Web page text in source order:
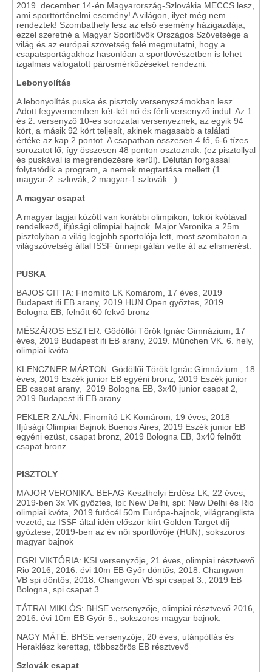
2019. december 14-én Magyarország-Szlovákia MECCS lesz,
ami sporttörténelmi esemény! A világon, ilyet még nem
rendeztek! Szombathely lesz az első esemény házigazdája,
ezzel szeretné a Magyar Sportlövők Országos Szövetsége a
világ és az európai szövetség felé megmutatni, hogy a
csapatsportágakhoz hasonlóan a sportlövészetben is lehet
izgalmas válogatott párosmérkőzéseket rendezni.
Lebonyolítás
A lebonyolítás puska és pisztoly versenyszámokban lesz.
Adott fegyvernemben két-két nő és férfi versenyző indul. Az 1.
és 2. versenyző 10-es sorozatai versenyeznek, az egyik 94
kört, a másik 92 kört teljesít, akinek magasabb a találati
értéke az kap 2 pontot. A csapatban összesen 4 fő, 6-6 tízes
sorozatot lő, így összesen 48 ponton osztoznak. (ez pisztollyal
és puskával is megrendezésre kerül). Délután forgással
folytatódik a program, a nemek megtartása mellett (1.
magyar-2. szlovák, 2.magyar-1.szlovák...).
A magyar csapat
A magyar tagjai között van korábbi olimpikon, tokiói kvótával
rendelkező, ifjúsági olimpiai bajnok. Major Veronika a 25m
pisztolyban a világ legjobb sportolója lett, most szombaton a
világszövetség által ISSF ünnepi gálán vette át az elismerést.
PUSKA
BAJOS GITTA: Finomító LK Komárom, 17 éves, 2019
Budapest ifi EB arany, 2019 HUN Open győztes, 2019
Bologna EB, felnőtt 60 fekvő bronz
MÉSZÁROS ESZTER: Gödöllői Török Ignác Gimnázium, 17
éves, 2019 Budapest ifi EB arany, 2019. München VK. 6. hely,
olimpiai kvóta
KLENCZNER MÁRTON: Gödöllői Török Ignác Gimnázium , 18
éves, 2019 Eszék junior EB egyéni bronz, 2019 Eszék junior
EB csapat arany, 2019 Bologna EB, 3x40 junior csapat 2,
2019 Budapest ifi EB arany
PEKLER ZALÁN: Finomító LK Komárom, 19 éves, 2018
Ifjúsági Olimpiai Bajnok Buenos Aires, 2019 Eszék junior EB
egyéni ezüst, csapat bronz, 2019 Bologna EB, 3x40 felnőtt
csapat bronz
PISZTOLY
MAJOR VERONIKA: BEFAG Keszthelyi Erdész LK, 22 éves,
2019-ben 3x VK győztes, lpi: New Delhi, spi: New Delhi és Rio
olimpiai kvóta, 2019 futócél 50m Európa-bajnok, világranglista
vezető, az ISSF által idén először kiírt Golden Target díj
győztese, 2019-ben az év női sportlövője (HUN), sokszoros
magyar bajnok
EGRI VIKTÓRIA: KSI versenyzője, 21 éves, olimpiai résztvevő
Rio 2016, 2016. évi 10m EB Győr döntős, 2018. Changwon
VB spi döntős, 2018. Changwon VB spi csapat 3., 2019 EB
Bologna, spi csapat 3.
TÁTRAI MIKLÓS: BHSE versenyzője, olimpiai résztvevő 2016,
2016. évi 10m EB Győr 5., sokszoros magyar bajnok.
NAGY MÁTÉ: BHSE versenyzője, 20 éves, utánpótlás és
Heraklész kerettag, többszörös EB résztvevő
Szlovák csapat